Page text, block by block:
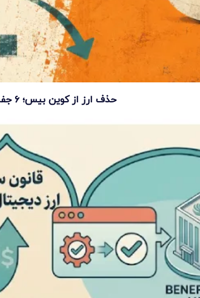
حذف ارز از کوین بیس؛ ۶ جفت ارز دیگر متوقف شدند!